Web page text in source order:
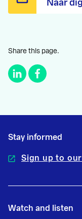
Naar
Share this page.
Stay informed
Sign up to
Watch and listen